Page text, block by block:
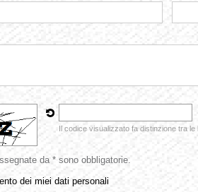
Il codice visualizzato fa distinzione tra
da * sono obbligatorie.
dei miei dati personali